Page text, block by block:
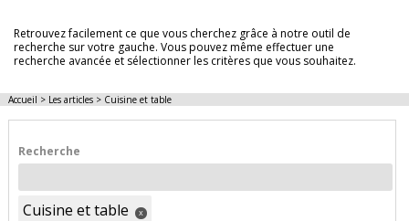
Retrouvez facilement ce que vous cherchez grâce à notre outil de
recherche sur votre gauche. Vous pouvez même effectuer une
recherche avancée et sélectionner les critères que vous souhaitez.
Accueil > Les articles> Cuisine et table
Recherche
Cuisine et table x